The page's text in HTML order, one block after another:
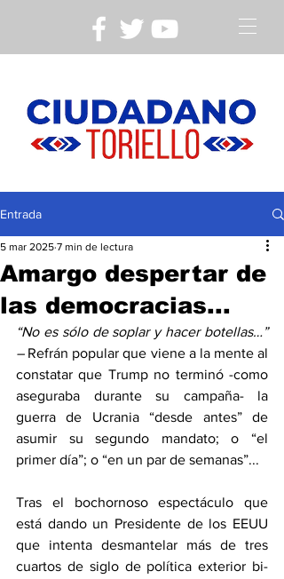
Entrada
Amargo despertar de
las democracias...
5 mar 2025 7 min de lectura
“No es sólo de soplar y hacer botellas…”
– Refrán popular que viene a la mente al
constatar que Trump no terminó -como
aseguraba durante su campaña- la
guerra de Ucrania “desde antes” de
asumir su segundo mandato; o “el
primer día”; o “en un par de semanas”...
Tras el bochornoso espectáculo que
está dando un Presidente de los EEUU
que intenta desmantelar más de tres
cuartos de siglo de política exterior bi-